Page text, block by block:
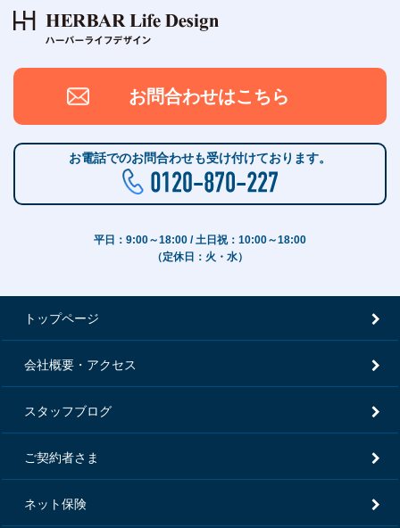
お問合わせはこちら
お電話でのお問合わせも受け付けております。
平日：9:00～18:00 / 土日祝：10:00～18:00
（定休日：火・水）
トップページ
会社概要・アクセス
スタッフブログ
ご契約者さま
ネット保険